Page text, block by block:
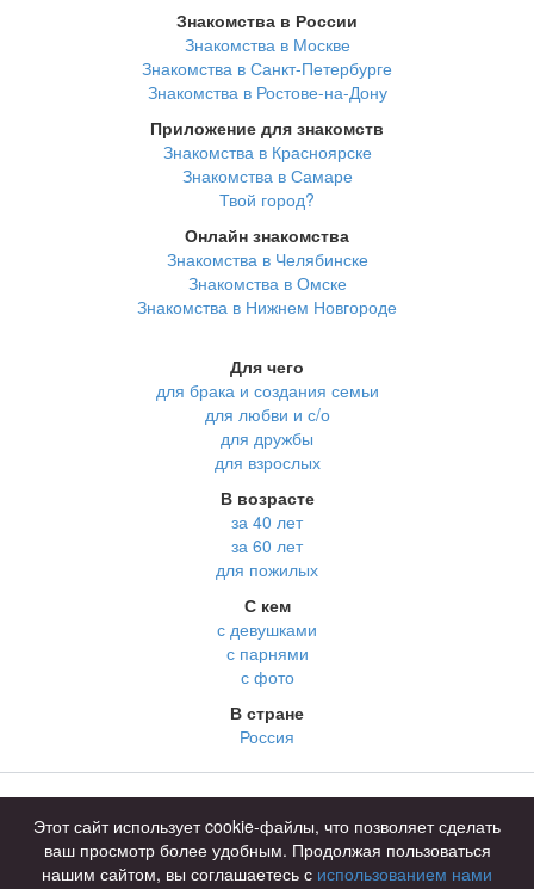
Знакомства в России
Знакомства в Москве
Знакомства в Санкт-Петербурге
Знакомства в Ростове-на-Дону
Приложение для знакомств
Знакомства в Красноярске
Знакомства в Самаре
Твой город?
Онлайн знакомства
Знакомства в Челябинске
Знакомства в Омске
Знакомства в Нижнем Новгороде
Для чего
для брака и создания семьи
для любви и с/о
для дружбы
для взрослых
В возрасте
за 40 лет
за 60 лет
для пожилых
С кем
с девушками
с парнями
с фото
В стране
Россия
Знакомства для взрослых
Онлайн знакомства
Правила
Как оплатить
Этот сайт использует cookie-файлы, что позволяет сделать
ваш просмотр более удобным. Продолжая пользоваться
нашим сайтом, вы соглашаетесь с использованием нами